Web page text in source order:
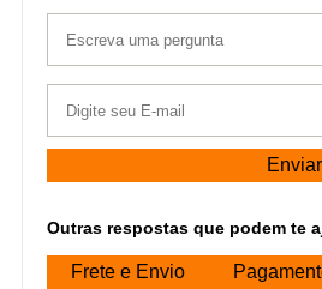
Enviar
Outras respostas que podem te
Frete e Envio